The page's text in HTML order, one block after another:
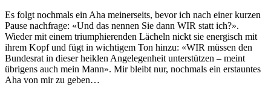
Es folgt nochmals ein Aha meinerseits, bevor ich nach einer kurzen
Pause nachfrage: «Und das nennen Sie dann WIR statt ich?».
Wieder mit einem triumphierenden Lächeln nickt sie energisch mit
ihrem Kopf und fügt in wichtigem Ton hinzu: «WIR müssen den
Bundesrat in dieser heiklen Angelegenheit unterstützen – meint
übrigens auch mein Mann». Mir bleibt nur, nochmals ein erstauntes
Aha von mir zu geben…